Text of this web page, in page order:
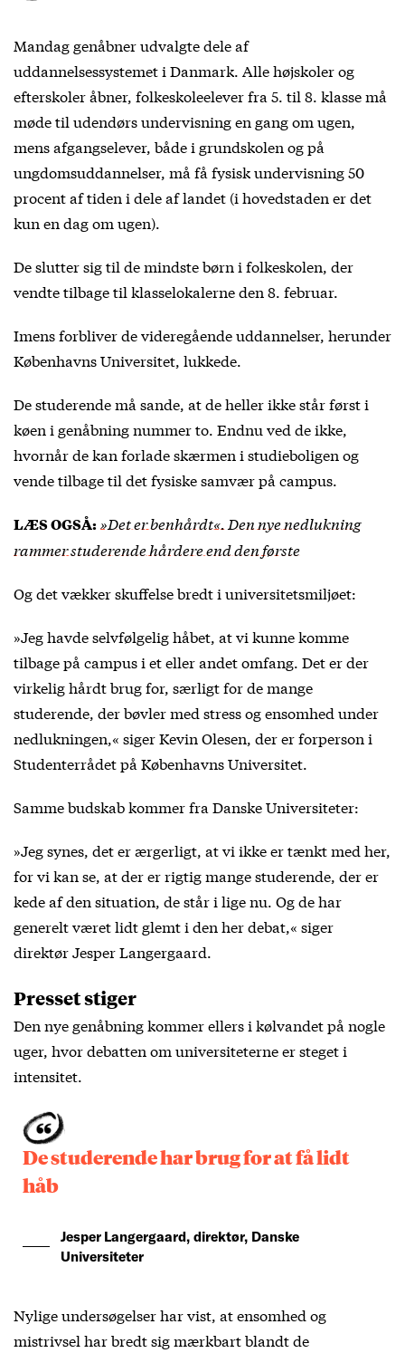
Mandag genåbner udvalgte dele af
uddannelsessystemet i Danmark. Alle højskoler og
efterskoler åbner, folkeskoleelever fra 5. til 8. klasse må
møde til udendørs undervisning en gang om ugen,
mens afgangselever, både i grundskolen og på
ungdomsuddannelser, må få fysisk undervisning 50
procent af tiden i dele af landet (i hovedstaden er det
kun en dag om ugen).
De slutter sig til de mindste børn i folkeskolen, der
vendte tilbage til klasselokalerne den 8. februar.
Imens forbliver de videregående uddannelser, herunder
Københavns Universitet, lukkede.
De studerende må sande, at de heller ikke står først i
køen i genåbning nummer to. Endnu ved de ikke,
hvornår de kan forlade skærmen i studieboligen og
vende tilbage til det fysiske samvær på campus.
LÆS OGSÅ: »Det er benhårdt«. Den nye nedlukning
rammer studerende hårdere end den første
Og det vækker skuffelse bredt i universitetsmiljøet:
»Jeg havde selvfølgelig håbet, at vi kunne komme
tilbage på campus i et eller andet omfang. Det er der
virkelig hårdt brug for, særligt for de mange
studerende, der bøvler med stress og ensomhed under
nedlukningen,« siger Kevin Olesen, der er forperson i
Studenterrådet på Københavns Universitet.
Samme budskab kommer fra Danske Universiteter:
»Jeg synes, det er ærgerligt, at vi ikke er tænkt med her,
for vi kan se, at der er rigtig mange studerende, der er
kede af den situation, de står i lige nu. Og de har
generelt været lidt glemt i den her debat,« siger
direktør Jesper Langergaard.
Presset stiger
Den nye genåbning kommer ellers i kølvandet på nogle
uger, hvor debatten om universiteterne er steget i
intensitet.
De studerende har brug for at få lidt
håb
Jesper Langergaard, direktør, Danske
Universiteter
Nylige undersøgelser har vist, at ensomhed og
mistrivsel har bredt sig mærkbart blandt de